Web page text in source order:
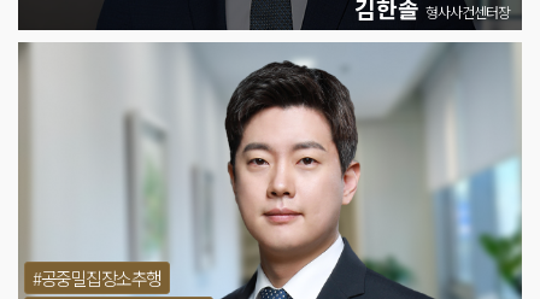
김한솔 형사사건센터장
#공중밀집장소추행